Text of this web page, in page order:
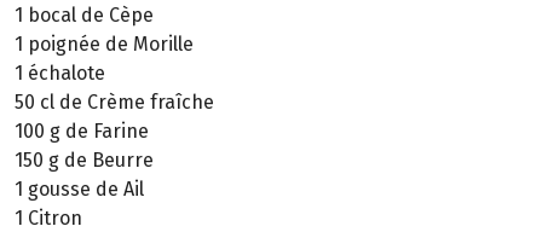
1 bocal de Cèpe
1 poignée de Morille
1 échalote
50 cl de Crème fraîche
100 g de Farine
150 g de Beurre
1 gousse de Ail
1 Citron